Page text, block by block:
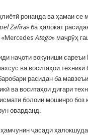
ронанда ва ҳамаи се
Zafira» ба ҳалокат
Atego» маҷрӯҳ
наҷоти вокуниши
ва воситаҳои техникӣ
расидан ба
ва воситаҳои дигари
болоии мошинро боз
оварданд.
ҷасади